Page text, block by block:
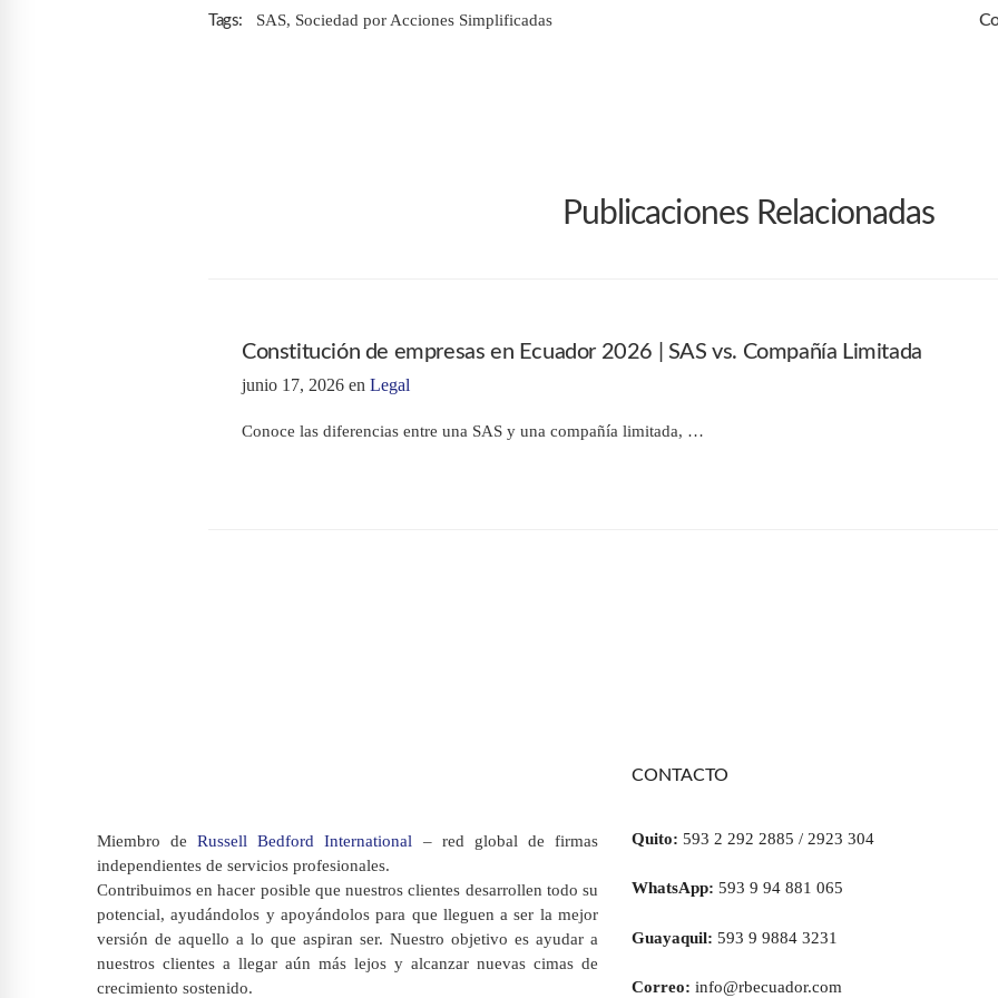
Tags: SAS, Sociedad por Acciones Simplificadas
Publicaciones Relacionadas
Constitución de empresas en Ecuador 2026 | SAS vs. Compañía Limitada
junio 17, 2026 en Legal
Conoce las diferencias entre una SAS y una compañía limitada, …
Miembro deRussell Bedford International – red global de firmas
independientes de servicios profesionales.
Contribuimos en hacer posible que nuestros clientes desarrollen todo su
potencial, ayudándolos y apoyándolos para que lleguen a ser la mejor
versión de aquello a lo que aspiran ser. Nuestro objetivo es ayudar a
nuestros clientes a llegar aún más lejos y alcanzar nuevas cimas de
crecimiento sostenido.
CONTACTO
Quito: 593 2 292 2885 / 2923 304
WhatsApp: 593 9 94 881 065
Guayaquil: 593 9 9884 3231
Correo: info@rbecuador.com